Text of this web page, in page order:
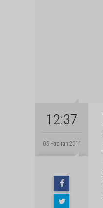
12:37
05 Haziran 2011